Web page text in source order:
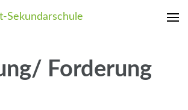
Forderung